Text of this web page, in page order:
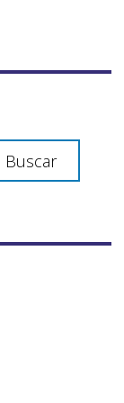
Buscar